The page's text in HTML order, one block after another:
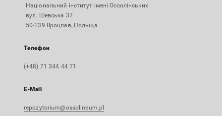
Національний інститут імені Оссолінських
вул. Шевська 37
50-139 Вроцлав, Польща
Телефон
(+48) 71 344 44 71
E-Mail
repozytorium@ossolineum.pl